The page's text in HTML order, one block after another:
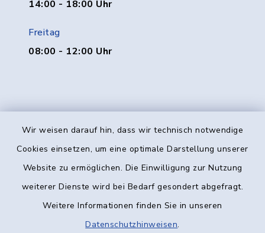
Wir weisen darauf hin, dass wir technisch notwendige
Cookies einsetzen, um eine optimale Darstellung unserer
Website zu ermöglichen. Die Einwilligung zur Nutzung
weiterer Dienste wird bei Bedarf gesondert abgefragt.
Weitere Informationen finden Sie in unseren
Datenschutzhinweisen.
14:00 - 18:00 Uhr
Freitag
08:00 - 12:00 Uhr
Kontakt
Datenschutz